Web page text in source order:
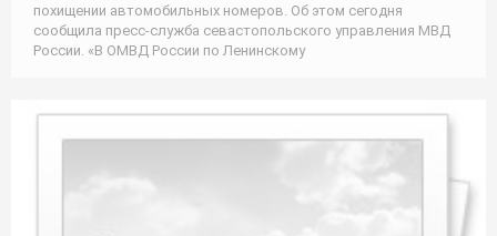
похищении автомобильных номеров. Об этом сегодня
сообщила пресс-служба севастопольского управления МВД
России. «В ОМВД России по Ленинскому